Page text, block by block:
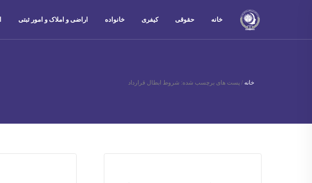
خانه حقوقی کیفری خانواده اراضی و املاک و امور ثبتی
خانه / پست های برچسب شده: شروط ابطال قرارداد